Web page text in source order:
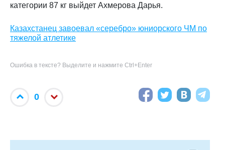
категории 87 кг выйдет Ахмерова Дарья.
Казахстанец завоевал «серебро» юниорского ЧМ по
тяжелой атлетике
Ошибка в тексте? Выделите и нажмите Ctrl+Enter
0